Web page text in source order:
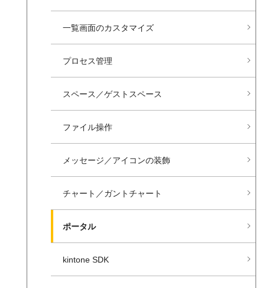
一覧画面の​カスタマイズ
プロセス管理
スペース／ゲストスペース
ファイル操作
メッセージ／アイコンの​装飾
チャート／ガントチャート
ポータル
kintone SDK